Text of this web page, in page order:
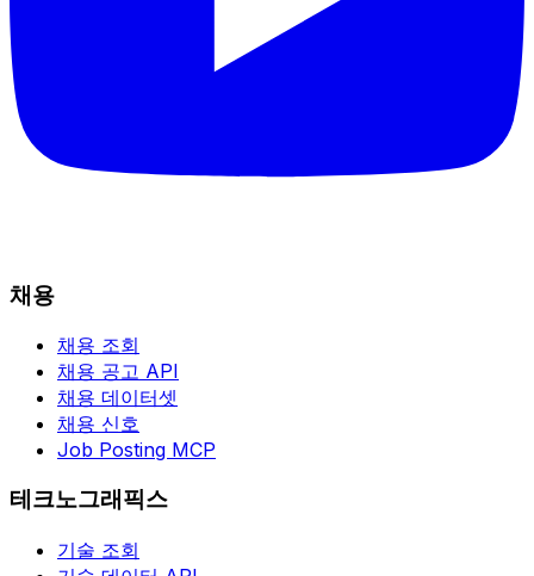
채용
채용 조회
채용 공고 API
채용 데이터셋
채용 신호
Job Posting MCP
테크노그래픽스
기술 조회